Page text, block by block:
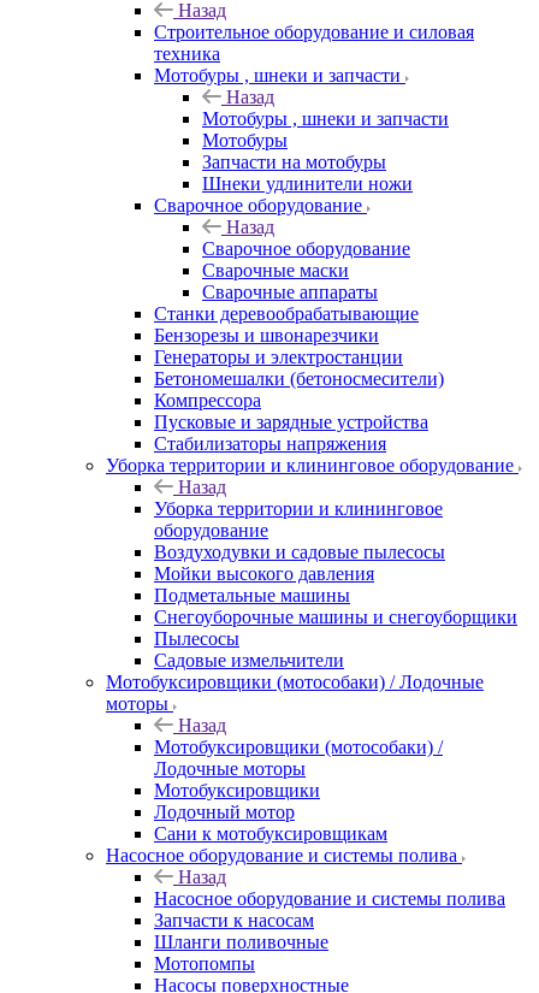
Назад
Строительное оборудование и силовая
техника
Мотобуры , шнеки и запчасти
Назад
Мотобуры , шнеки и запчасти
Мотобуры
Запчасти на мотобуры
Шнеки удлинители ножи
Сварочное оборудование
Назад
Сварочное оборудование
Сварочные маски
Сварочные аппараты
Станки деревообрабатывающие
Бензорезы и швонарезчики
Генераторы и электростанции
Бетономешалки (бетоносмесители)
Компрессора
Пусковые и зарядные устройства
Стабилизаторы напряжения
Уборка территории и клининговое оборудование
Назад
Уборка территории и клининговое
оборудование
Воздуходувки и садовые пылесосы
Мойки высокого давления
Подметальные машины
Снегоуборочные машины и снегоуборщики
Пылесосы
Садовые измельчители
Мотобуксировщики (мотособаки) / Лодочные
моторы
Назад
Мотобуксировщики (мотособаки) /
Лодочные моторы
Мотобуксировщики
Лодочный мотор
Сани к мотобуксировщикам
Насосное оборудование и системы полива
Назад
Насосное оборудование и системы полива
Запчасти к насосам
Шланги поливочные
Мотопомпы
Насосы поверхностные